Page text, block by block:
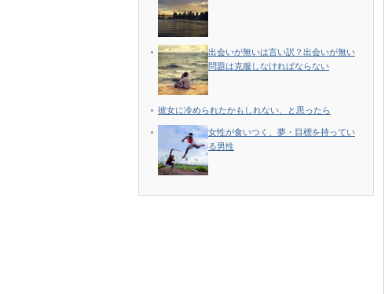
出会いが無いは言い訳？出会いが無い
問題は克服しなければならない
彼女に冷められたかもしれない、と思ったら
女性が食いつく、夢・目標を持ってい
る男性